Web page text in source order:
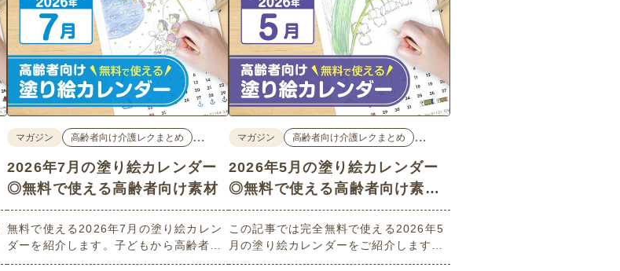
マガジン 高齢者向け介護レクまとめ …
2026年7月の塗り絵カレンダー
◎無料で使える高齢者向け素材
無料で使える2026年7月の塗り絵カレン
ダーを紹介します。子どもから高齢者ま
でどなたでもお使いいただけて、花や植
マガジン 高齢者向け介護レクまとめ …
2026年5月の塗り絵カレンダー
◎無料で使える高齢者向け素材
集
この記事では完全無料で使える2026年5
月の塗り絵カレンダーをご紹介します。
こどもの日や母の日などの季節感を感じ